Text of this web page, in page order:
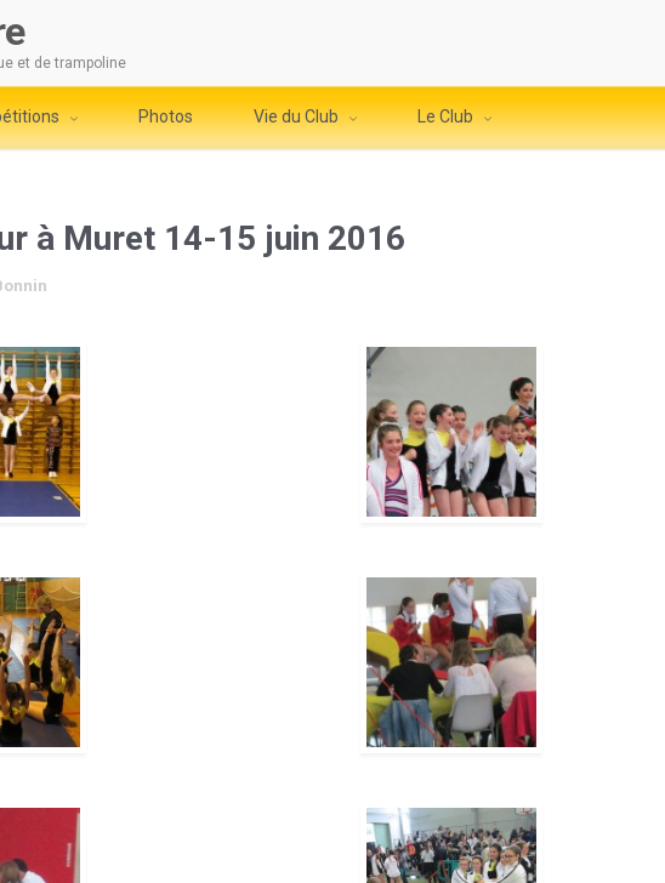
et de trampoline
Photos Vie du Club Le Club
à Muret 14-15 juin 2016